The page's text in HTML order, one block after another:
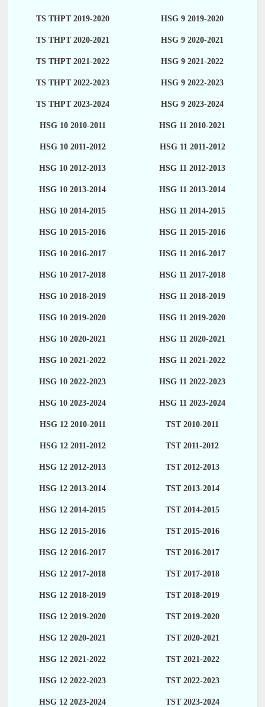
TS THPT 2019-2020 HSG 9 2019-2020
TS THPT 2020-2021 HSG 9 2020-2021
TS THPT 2021-2022 HSG 9 2021-2022
TS THPT 2022-2023 HSG 9 2022-2023
TS THPT 2023-2024 HSG 9 2023-2024
HSG 10 2010-2011 HSG 11 2010-2021
HSG 10 2011-2012 HSG 11 2011-2012
HSG 10 2012-2013 HSG 11 2012-2013
HSG 10 2013-2014 HSG 11 2013-2014
HSG 10 2014-2015 HSG 11 2014-2015
HSG 10 2015-2016 HSG 11 2015-2016
HSG 10 2016-2017 HSG 11 2016-2017
HSG 10 2017-2018 HSG 11 2017-2018
HSG 10 2018-2019 HSG 11 2018-2019
HSG 10 2019-2020 HSG 11 2019-2020
HSG 10 2020-2021 HSG 11 2020-2021
HSG 10 2021-2022 HSG 11 2021-2022
HSG 10 2022-2023 HSG 11 2022-2023
HSG 10 2023-2024 HSG 11 2023-2024
HSG 12 2010-2011 TST 2010-2011
HSG 12 2011-2012 TST 2011-2012
HSG 12 2012-2013 TST 2012-2013
HSG 12 2013-2014 TST 2013-2014
HSG 12 2014-2015 TST 2014-2015
HSG 12 2015-2016 TST 2015-2016
HSG 12 2016-2017 TST 2016-2017
HSG 12 2017-2018 TST 2017-2018
HSG 12 2018-2019 TST 2018-2019
HSG 12 2019-2020 TST 2019-2020
HSG 12 2020-2021 TST 2020-2021
HSG 12 2021-2022 TST 2021-2022
HSG 12 2022-2023 TST 2022-2023
HSG 12 2023-2024 TST 2023-2024